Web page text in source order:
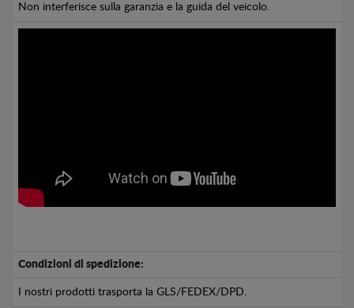
Non interferisce sulla garanzia e la guida del veicolo.
Condizioni di spedizione:
I nostri prodotti trasporta la GLS/FEDEX/DPD.